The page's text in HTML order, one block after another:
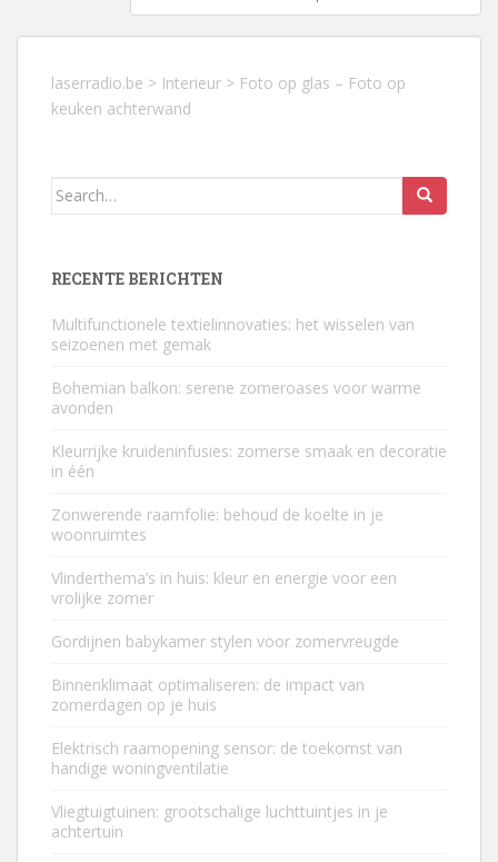
laserradio.be > Interieur > Foto op glas – Foto op
keuken achterwand
Search
RECENTE BERICHTEN
Multifunctionele textielinnovaties: het wisselen van
seizoenen met gemak
Bohemian balkon: serene zomeroases voor warme
avonden
Kleurrijke kruideninfusies: zomerse smaak en decoratie
in één
Zonwerende raamfolie: behoud de koelte in je
woonruimtes
Vlinderthema’s in huis: kleur en energie voor een
vrolijke zomer
Gordijnen babykamer stylen voor zomervreugde
Binnenklimaat optimaliseren: de impact van
zomerdagen op je huis
Elektrisch raamopening sensor: de toekomst van
handige woningventilatie
Vliegtuigtuinen: grootschalige luchttuintjes in je
achtertuin